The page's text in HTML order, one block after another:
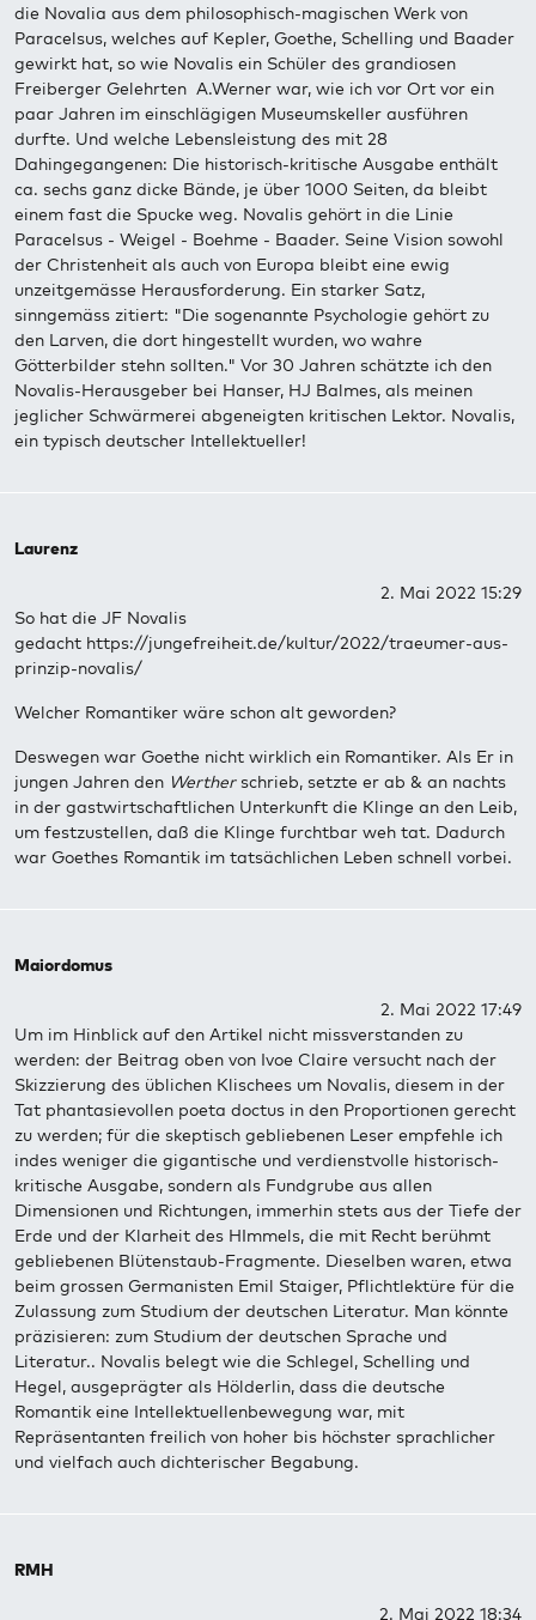
die Novalia aus dem philosophisch-magischen Werk von
Paracelsus, welches auf Kepler, Goethe, Schelling und Baader
gewirkt hat, so wie Novalis ein Schüler des grandiosen
Freiberger Gelehrten A.Werner war, wie ich vor Ort vor ein
paar Jahren im einschlägigen Museumskeller ausführen
durfte. Und welche Lebensleistung des mit 28
Dahingegangenen: Die historisch-kritische Ausgabe enthält
ca. sechs ganz dicke Bände, je über 1000 Seiten, da bleibt
einem fast die Spucke weg. Novalis gehört in die Linie
Paracelsus - Weigel - Boehme - Baader. Seine Vision sowohl
der Christenheit als auch von Europa bleibt eine ewig
unzeitgemässe Herausforderung. Ein starker Satz,
sinngemäss zitiert: "Die sogenannte Psychologie gehört zu
den Larven, die dort hingestellt wurden, wo wahre
Götterbilder stehn sollten." Vor 30 Jahren schätzte ich den
Novalis-Herausgeber bei Hanser, HJ Balmes, als meinen
jeglicher Schwärmerei abgeneigten kritischen Lektor. Novalis,
ein typisch deutscher Intellektueller!
Laurenz
2. Mai 2022 15:29
So hat die JF Novalis
gedacht https://jungefreiheit.de/kultur/2022/traeumer-aus-
prinzip-novalis/
Welcher Romantiker wäre schon alt geworden?
Deswegen war Goethe nicht wirklich ein Romantiker. Als Er in
jungen Jahren den Wertherschrieb, setzte er ab & an nachts
in der gastwirtschaftlichen Unterkunft die Klinge an den Leib,
um festzustellen, daß die Klinge furchtbar weh tat. Dadurch
war Goethes Romantik im tatsächlichen Leben schnell vorbei.
Maiordomus
2. Mai 2022 17:49
Um im Hinblick auf den Artikel nicht missverstanden zu
werden: der Beitrag oben von Ivoe Claire versucht nach der
Skizzierung des üblichen Klischees um Novalis, diesem in der
Tat phantasievollen poeta doctus in den Proportionen gerecht
zu werden; für die skeptisch gebliebenen Leser empfehle ich
indes weniger die gigantische und verdienstvolle historisch-
kritische Ausgabe, sondern als Fundgrube aus allen
Dimensionen und Richtungen, immerhin stets aus der Tiefe der
Erde und der Klarheit des HImmels, die mit Recht berühmt
gebliebenen Blütenstaub-Fragmente. Dieselben waren, etwa
beim grossen Germanisten Emil Staiger, Pflichtlektüre für die
Zulassung zum Studium der deutschen Literatur. Man könnte
präzisieren: zum Studium der deutschen Sprache und
Literatur.. Novalis belegt wie die Schlegel, Schelling und
Hegel, ausgeprägter als Hölderlin, dass die deutsche
Romantik eine Intellektuellenbewegung war, mit
Repräsentanten freilich von hoher bis höchster sprachlicher
und vielfach auch dichterischer Begabung.
RMH
2. Mai 2022 18:34